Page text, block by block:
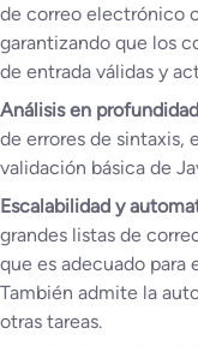
de correo electrónico
garantizando que los
de entrada válidas y
Análisis en profundidad
de errores de sintaxis,
validación básica de
Escalabilidad y
grandes listas de
que es adecuado para
También admite la
otras tareas.